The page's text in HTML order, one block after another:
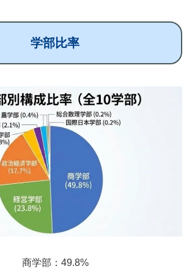
学部比率
商学部：49.8%